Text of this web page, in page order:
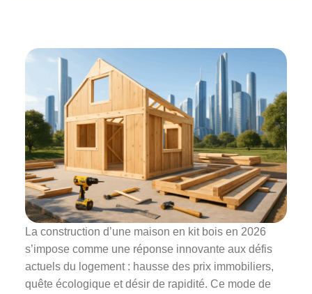
La construction d’une maison en kit bois en 2026
s’impose comme une réponse innovante aux défis
actuels du logement : hausse des prix immobiliers,
quête écologique et désir de rapidité. Ce mode de